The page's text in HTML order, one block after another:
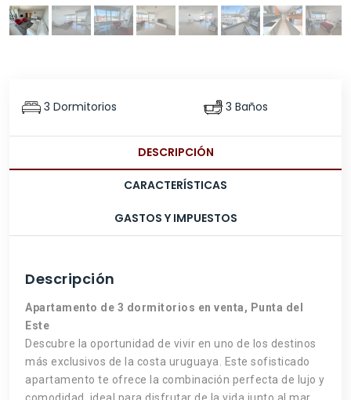
3 Dormitorios 3 Baños
DESCRIPCIÓN
CARACTERÍSTICAS
GASTOS Y IMPUESTOS
Descripción
Apartamento de 3 dormitorios en venta, Punta del
Este
Descubre la oportunidad de vivir en uno de los destinos
más exclusivos de la costa uruguaya. Este sofisticado
apartamento te ofrece la combinación perfecta de lujo y